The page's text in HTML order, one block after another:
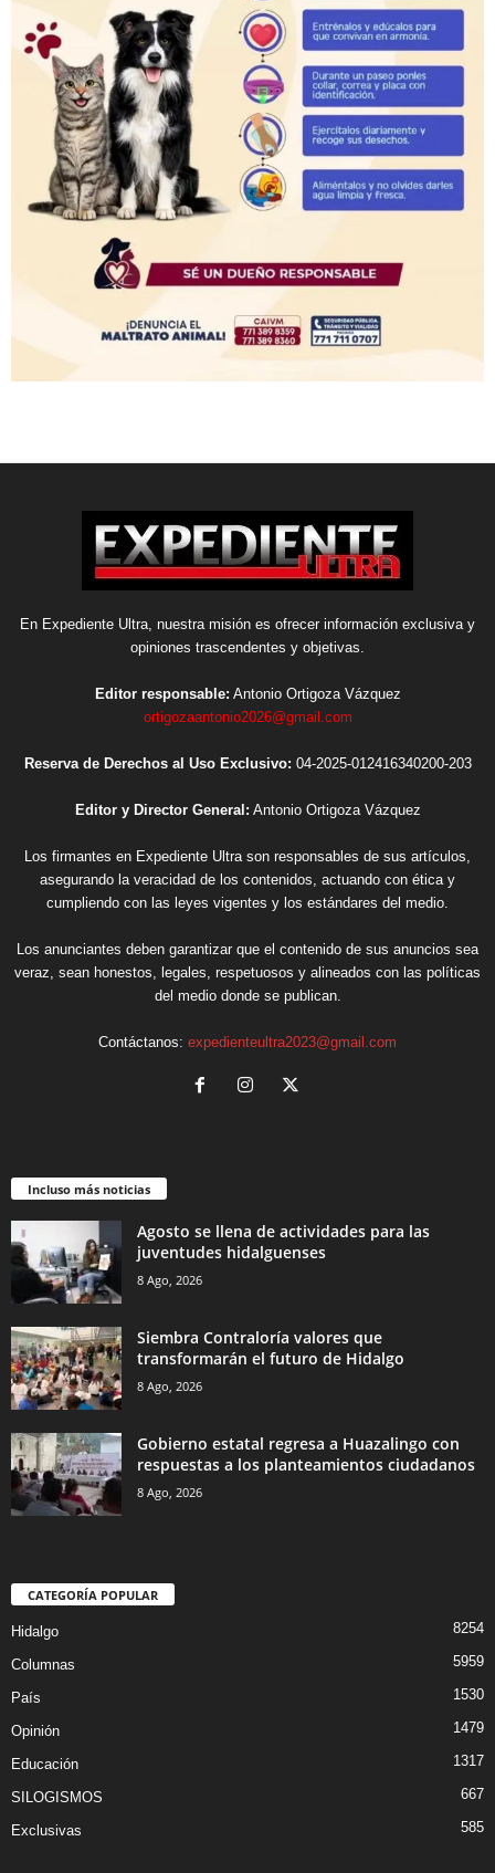
En Expediente Ultra, nuestra misión es ofrecer información exclusiva y
opiniones trascendentes y objetivas.
Editor responsable: Antonio Ortigoza Vázquez
ortigozaantonio2026@gmail.com
Reserva de Derechos al Uso Exclusivo: 04-2025-012416340200-203
Editor y Director General: Antonio Ortigoza Vázquez
Los firmantes en Expediente Ultra son responsables de sus artículos,
asegurando la veracidad de los contenidos, actuando con ética y
cumpliendo con las leyes vigentes y los estándares del medio.
Los anunciantes deben garantizar que el contenido de sus anuncios sea
veraz, sean honestos, legales, respetuosos y alineados con las políticas
del medio donde se publican.
Contáctanos: expedienteultra2023@gmail.com
Incluso más noticias
Agosto se llena de actividades para las
juventudes hidalguenses
8 Ago, 2026
Siembra Contraloría valores que
transformarán el futuro de Hidalgo
8 Ago, 2026
Gobierno estatal regresa a Huazalingo con
respuestas a los planteamientos ciudadanos
8 Ago, 2026
CATEGORÍA POPULAR
Hidalgo 8254
Columnas 5959
País 1530
Opinión 1479
Educación 1317
SILOGISMOS 667
Exclusivas 585